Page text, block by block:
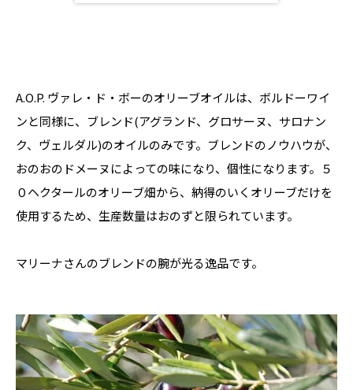
A.O.P. ヴァレ・ド・ボーのオリーブオイルは、ボルドーワイ
ンと同様に、ブレンド(アグランド、グロサーヌ、サロナン
ク、ヴェルダル)のオイルのみです。ブレンドのノウハウが、
おのおのドメーヌによっての味になり、個性になります。５
０ヘクタールのオリーブ畑から、納得のいくオリーブだけを
使用するため、生産数量はおのずと限られています。
マリーナさんのブレンドの腕が光る逸品です。